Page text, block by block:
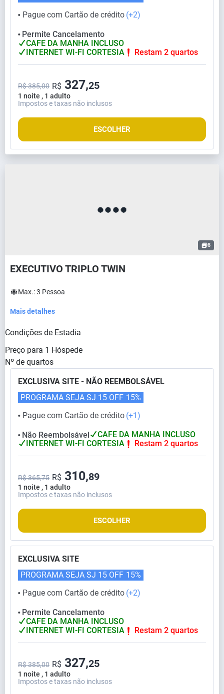
⬤ Pague com Cartão de crédito (+2)
⬤
Permite Cancelamento
CAFE DA MANHA INCLUSO
INTERNET WI-FI CORTESIA
Restam 2 quartos
1 noite , 1 adulto
R$ 385,00 R$ 327,25
Impostos e taxas não inclusos
ESCOLHER
6
EXECUTIVO TRIPLO TWIN
Max.:3 Pessoa
Mais detalhes
Condições de Estadia
Preço para 1 Hóspede
Nº de quartos
EXCLUSIVA SITE - NÃO REEMBOLSÁVEL
⬤ Pague com Cartão de crédito (+1)
PROGRAMA SEJA SJ 15 OFF 15%
⬤ Não Reembolsável
CAFE DA MANHA INCLUSO
INTERNET WI-FI CORTESIA
Restam 2 quartos
1 noite , 1 adulto
R$ 365,75 R$ 310,89
Impostos e taxas não inclusos
ESCOLHER
EXCLUSIVA SITE
⬤ Pague com Cartão de crédito (+2)
PROGRAMA SEJA SJ 15 OFF 15%
⬤
Permite Cancelamento
CAFE DA MANHA INCLUSO
INTERNET WI-FI CORTESIA
Restam 2 quartos
1 noite , 1 adulto
R$ 385,00 R$ 327,25
Impostos e taxas não inclusos